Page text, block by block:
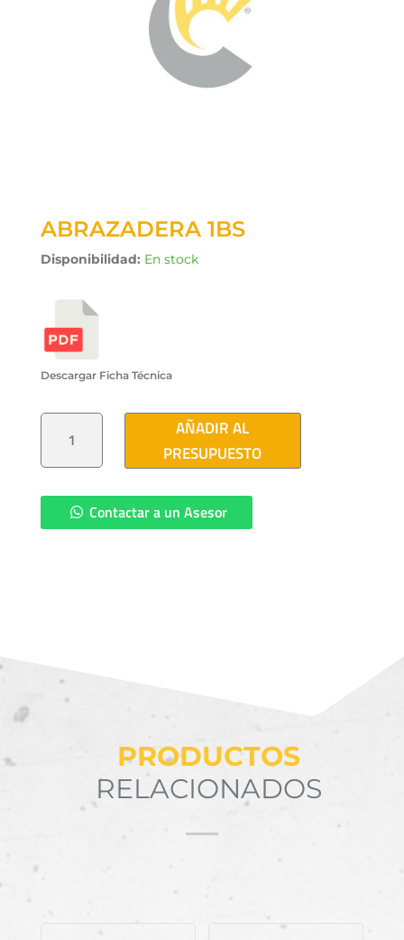
ABRAZADERA 1BS
Disponibilidad: En stock
Descargar Ficha Técnica
ABRAZADERA
CANTIDAD
AÑADIR AL
PRESUPUESTO
Contactar a un Asesor
PRODUCTOS
RELACIONADOS